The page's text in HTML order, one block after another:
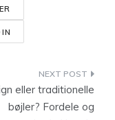
eller traditionelle
bøjler? Fordele og